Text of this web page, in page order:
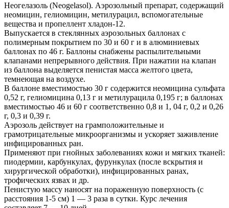
Неогелазоль (Neogelasol). Аэрозольный препарат, содержащий
неомицин, гелиомицин, метилурацил, вспомогательные
вещества и пропеллент хладон-12.
Выпускается в стеклянных аэрозольных баллонах с
полимерным покрытием по 30 и 60 г и в алюминиевых
баллонах по 46 г. Баллоны снабжены распылительными
клапанами непрерывного действия. При нажатии на клапан
из баллона выделяется пенистая масса желтого цвета,
темнеющая на воздухе.
В баллоне вместимостью 30 г содержится неомицина сульфата
0,52 г, гелиомицина 0,13 г и метилурацила 0,195 г; в баллонах
вместимостью 46 и 60 г соответственно 0,8 и 1, 04 г, 0,2 и 0,26
г, 0,3 и 0,39 г.
Аэрозоль действует на грамположительные и
грамотрицательные микроорганизмы и ускоряет заживление
инфицированных ран.
Применяют при гнойных заболеваниях кожи и мягких тканей:
пиодермии, карбункулах, фурункулах (после вскрытия и
хирургической обработки), инфицированных ранах,
трофических язвах и др.
Пенистую массу наносят на пораженную поверхность (с
расстояния 1-5 см) 1 — 3 раза в сутки. Курс лечения